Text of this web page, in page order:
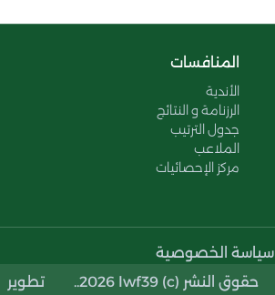
المنافسات
الأندية
الرزنامة و النتائج
جدول الترتيب
الملاعب
مركز الإحصائيات
سياسة الخصوصية
حقوق النشر (c) 2026 lwf39..
تطوير